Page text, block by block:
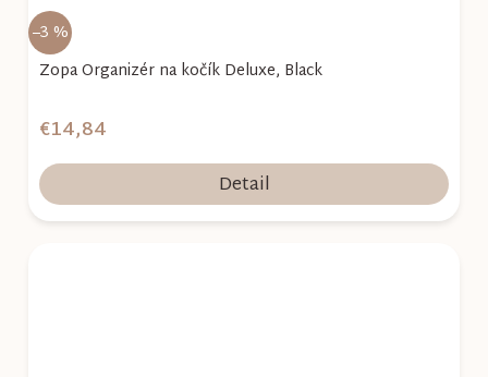
–3 %
Zopa Organizér na kočík Deluxe, Black
€14,84
Detail